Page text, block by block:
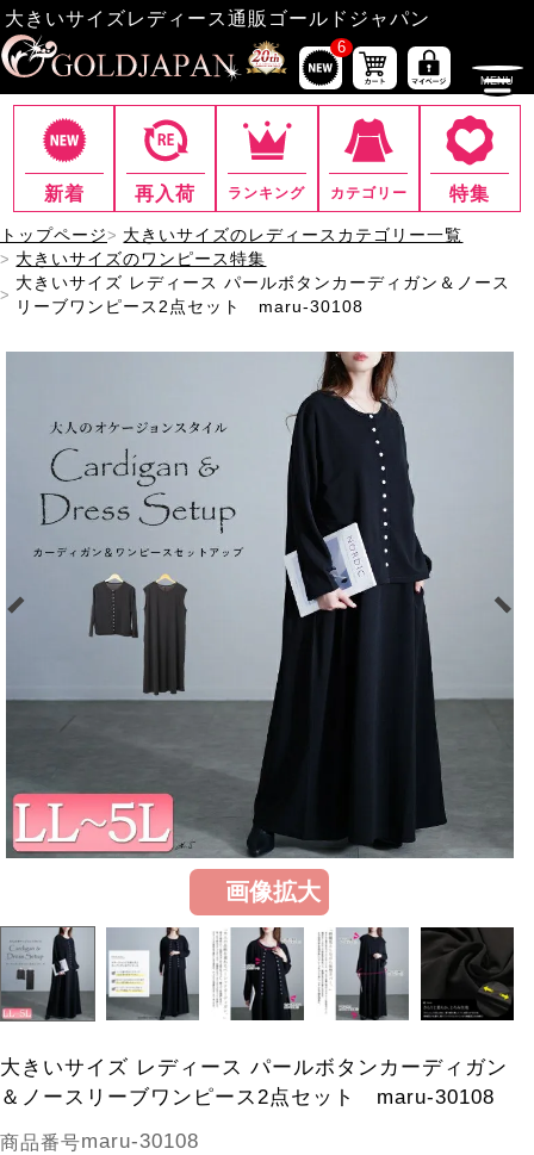
大きいサイズレディース通販ゴールドジャパン
6
新着 再入荷 ランキング カテゴリー 特集
トップページ
大きいサイズのレディースカテゴリー一覧
大きいサイズのワンピース特集
大きいサイズ レディース パールボタンカーディガン＆ノース
リーブワンピース2点セット maru-30108
大きいサイズ レディース パールボタンカーディガン
＆ノースリーブワンピース2点セット maru-30108
商品番号maru-30108
画像拡大